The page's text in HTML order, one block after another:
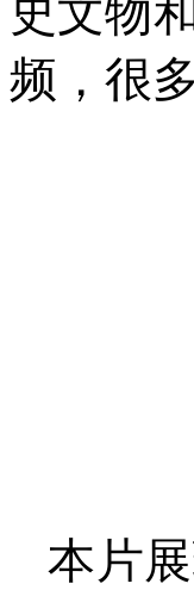
史文物
频，很
本片